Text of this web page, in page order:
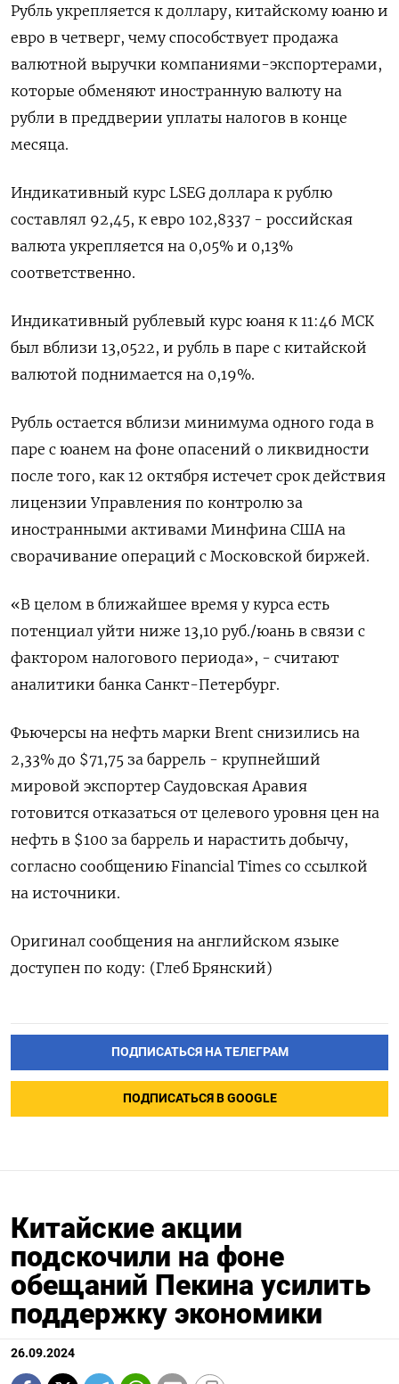
Рубль укрепляется к доллару, китайскому юаню и
евро в четверг, чему способствует продажа
валютной выручки компаниями-экспортерами,
которые обменяют иностранную валюту на
рубли в преддверии уплаты налогов в конце
месяца.
Индикативный курс LSEG доллара к рублю
составлял 92,45​​, к евро 102,8337 - российская
валюта укрепляется на 0,05% и 0,13%
соответственно.
Индикативный рублевый курс юаня к 11:46 МСК
был вблизи 13,0522​​, и рубль в паре с китайской
валютой поднимается на 0,19%.
Рубль остается вблизи минимума одного года в
паре с юанем на фоне опасений о ликвидности
после того, как 12 октября истечет срок действия
лицензии Управления по контролю за
иностранными активами Минфина США на
сворачивание операций с Московской биржей.
«В целом в ближайшее время у курса есть
потенциал уйти ниже 13,10 руб./юань в связи с
фактором налогового периода», - считают
аналитики банка Санкт-Петербург.
Фьючерсы на нефть марки Brent снизились на
2,33% до $71,75 за баррель - крупнейший
мировой экспортер Саудовская Аравия
готовится отказаться от целевого уровня цен на
нефть в $100 за баррель и нарастить добычу,
согласно сообщению Financial Times со ссылкой
на источники.
Оригинал сообщения на английском языке
доступен по коду: (Глеб Брянский)
ПОДПИСАТЬСЯ НА ТЕЛЕГРАМ
ПОДПИСАТЬСЯ В GOOGLE
Китайские акции
подскочили на фоне
обещаний Пекина усилить
поддержку экономики
26.09.2024